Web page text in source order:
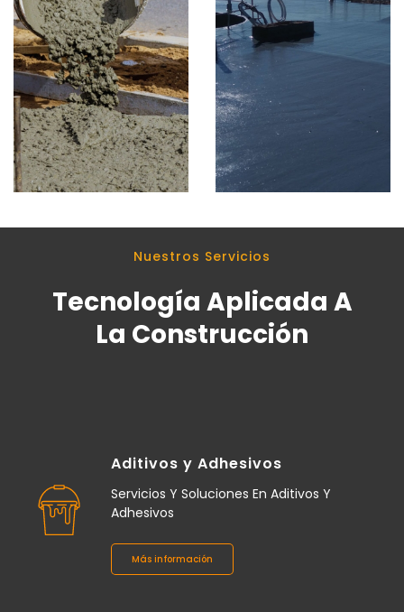
Nuestros Servicios
Tecnología Aplicada A
La Construcción
Aditivos y Adhesivos
Servicios Y Soluciones En Aditivos Y
Adhesivos
Más información